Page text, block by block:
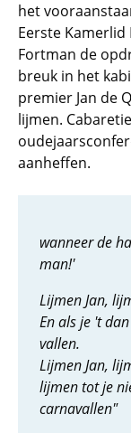
het
Eerste Kamerlid
Fortman de
breuk in het
premier Jan de
lijmen.
aanheffen.
wanneer de
man!'
Lijmen Jan,
En als je 't
vallen.
Lijmen Jan,
lijmen tot je
carnavallen"